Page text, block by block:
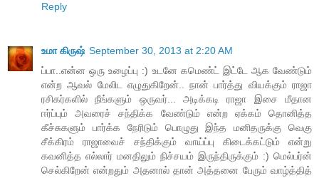
Reply
உமா கிருஷ் September 30, 2013 at 2:20 AM
ப்பா..என்ன ஒரு உழைப்பு :) உடனே கமெண்ட் இட்டே ஆக வேண்டும்
என்ற ஆவல் மேலிட எழுதுகிறேன்.. நான் பார்த்து வியக்கும் ராஜா
ரசிகர்களில் நீங்களும் ஒருவர்... அடிக்கடி ராஜா இசை மீதான
ஈர்ப்பும் அவரைச் சந்திக்க வேண்டும் என்ற ஏக்கம் தொனித்த
கீச்சுகளும் பார்க்க நேரிடும் பொழுது இந்த மனிதருக்கு வெகு
சீக்கிரம் ராஜாவைச் சந்திக்கும் வாய்ப்பு கிடைக்கட்டும் என்று
கவனித்த எல்லார் மனதிலும் நிச்சயம் இருந்திருக்கும் :) மெல்பர்ன்
செல்கிறேன் என்றதும் அதனால் தான் அத்தனை பேரும் வாழ்த்தித்